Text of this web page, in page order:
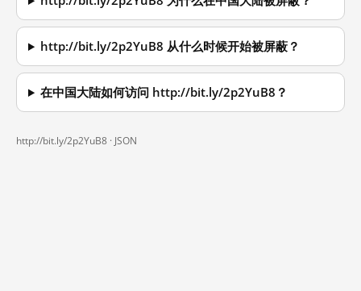
http://bit.ly/2p2YuB8 从什么时候开始被屏蔽？
在中国大陆如何访问 http://bit.ly/2p2YuB8？
http://bit.ly/2p2YuB8 · JSON